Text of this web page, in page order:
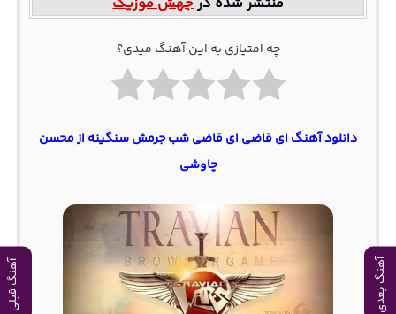
آهنگ بعدی آهنگ قبلی
چه امتیازی به این آهنگ میدی؟
دانلود آهنگ ای قاضی ای قاضی شب جرمش سنگینه از محسن
چاوشی